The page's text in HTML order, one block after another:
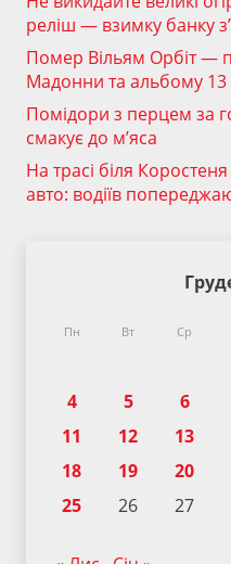
реліш — взимку банку
Помер Вільям Орбіт —
Мадонни та альбому 13
Помідори з перцем за
смакує до м’яса
На трасі біля
авто: водіїв
Пн Вт Ср
4
5 6
11
12 13
18
19 20
25
26 27